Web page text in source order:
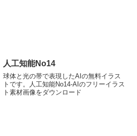
人工知能No14
球体と光の帯で表現したAIの無料イラス
トです。人工知能No14-AIのフリーイラス
ト素材画像をダウンロード